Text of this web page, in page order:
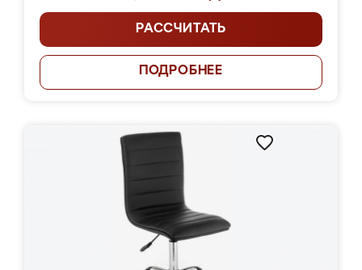
РАССЧИТАТЬ
ПОДРОБНЕЕ